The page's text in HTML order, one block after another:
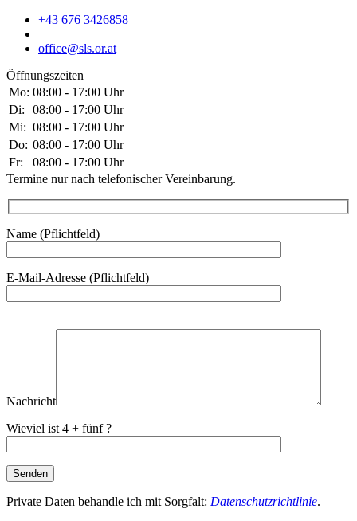
+43 676 3426858
office@sls.or.at
Öffnungszeiten
Mo: 08:00 - 17:00 Uhr
Di:
08:00 - 17:00 Uhr
Mi: 08:00 - 17:00 Uhr
Do: 08:00 - 17:00 Uhr
Fr:
08:00 - 17:00 Uhr
Termine nur nach telefonischer Vereinbarung.
Name (Pflichtfeld)
E-Mail-Adresse (Pflichtfeld)
Nachricht
Wieviel ist 4 + fünf ?
Private Daten behandle ich mit Sorgfalt: Datenschutzrichtlinie.